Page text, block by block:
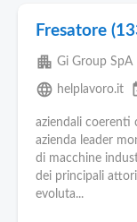
Fresatore
apartment Gi Group SpA
language helplavoro.it
aziendali coerenti
azienda leader
di macchine
dei principali
evoluta...